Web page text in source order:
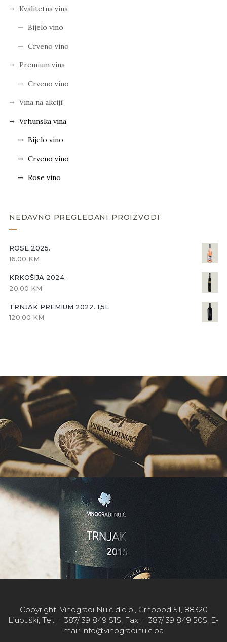
Kvalitetna vina
Bijelo vino
Crveno vino
Premium vina
Crveno vino
Vina na akciji!
Vrhunska vina
Bijelo vino
Crveno vino
Rose vino
NEDAVNO PREGLEDANI PROIZVODI
ROSE 2025.
16.00 KM
KRKOŠIJA 2024.
20.00 KM
TRNJAK PREMIUM 2022. 1,5L
120.00 KM
Copyright: Vinogradi Nuić d.o.o., Crnopod 51, 88320
Ljubuški, Tel.: + 387/ 39 849 515, Fax: + 387/ 39 849 505, E-
mail: info@vinogradinuic.ba